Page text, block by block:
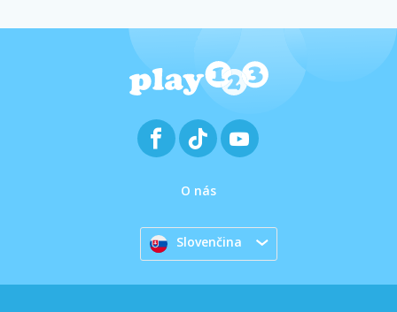
O nás
Slovenčina